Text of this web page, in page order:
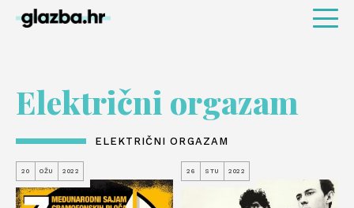
Električni orgazam
ELEKTRIČNI ORGAZAM
20 OŽU 2022 26 STU 2022